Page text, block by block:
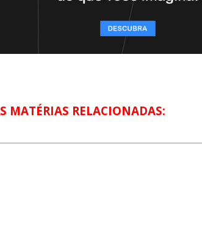
MATÉRIAS RELACIONADAS: